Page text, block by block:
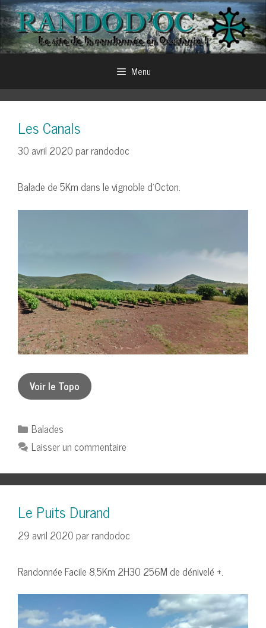
Aller
au
contenu
Menu
Les Canals
30 avril 2020parrandodoc
Balade de 5Km dans le vignoble d’Octon.
Voir le Topo
Catégories
Balades
Laisser un commentaire
Le Puits Durand
29 avril 2020parrandodoc
Randonnée Facile 8,5Km 2H30 256M de dénivelé +.